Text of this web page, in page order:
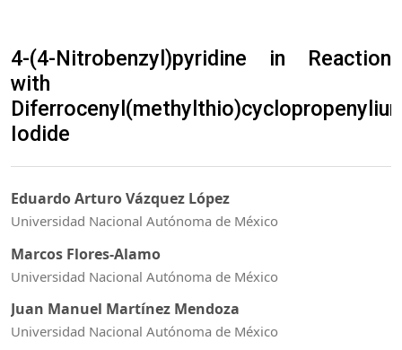
4-(4-Nitrobenzyl)pyridine in Reaction
with
Iodide
Eduardo Arturo Vázquez López
Universidad Nacional Autónoma de México
Marcos Flores-Alamo
Universidad Nacional Autónoma de México
Juan Manuel Martínez Mendoza
Universidad Nacional Autónoma de México